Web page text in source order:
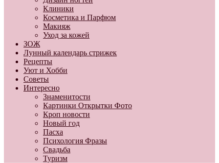
Клиники
Косметика и Парфюм
Макияж
Уход за кожей
ЗОЖ
Лунный календарь стрижек
Рецепты
Уют и Хобби
Советы
Интересно
Знаменитости
Картинки Открытки Фото
Кроп новости
Новый год
Пасха
Психология Фразы
Свадьба
Туризм